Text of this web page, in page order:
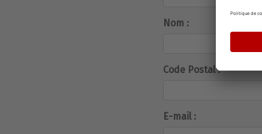
Nom :
Code Postal :
E-mail :